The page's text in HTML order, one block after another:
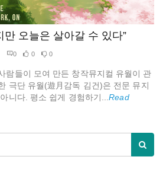
만 오늘은 살아갈 수 있다”
0 0 0
람들이 모여 만든 창작뮤지컬 유월이 관
극단 유월(遊月감독 김건)은 전문 뮤지
니다. 평소 쉽게 경험하기...Read